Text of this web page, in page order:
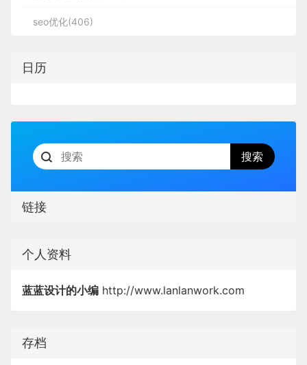
seo优化(406)
日历
链接
个人资料
蓝蓝设计的小编 http://www.lanlanwork.com
存档